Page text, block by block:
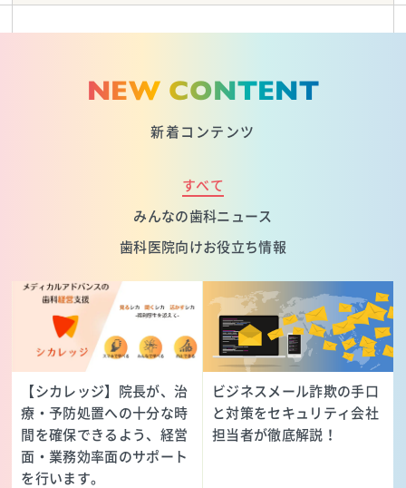
NEW CONTENT
新着コンテンツ
すべて
みんなの歯科ニュース
歯科医院向けお役立ち情報
【シカレッジ】院長が、治
療・予防処置への十分な時
間を確保できるよう、経営
面・業務効率面のサポート
を行います。
ビジネスメール詐欺の手口
と対策をセキュリティ会社
担当者が徹底解説！